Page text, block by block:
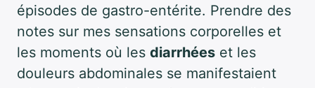
épisodes de gastro-entérite. Prendre des
notes sur mes sensations corporelles et
les moments où les diarrhées et les
douleurs abdominales se manifestaient